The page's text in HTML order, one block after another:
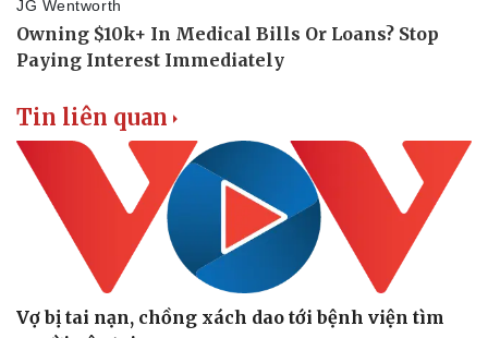
Tin liên quan
Vợ bị tai nạn, chồng xách dao tới bệnh viện tìm